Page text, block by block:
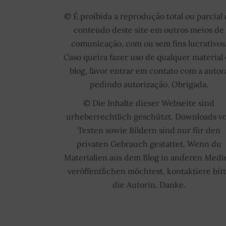
© É proibida a reprodução total ou parcial
conteúdo deste site em outros meios de
comunicação, com ou sem fins
Caso queira fazer uso de qualquer material
blog, favor entrar em contato com a
pedindo autorização. Obrigada.
© Die Inhalte dieser Webseite sind
urheberrechtlich geschützt. Downloads
Texten sowie Bildern sind nur für den
privaten Gebrauch gestattet. Wenn du
Materialien aus dem Blog in anderen
veröffentlichen möchtest, kontaktiere
die Autorin. Danke.